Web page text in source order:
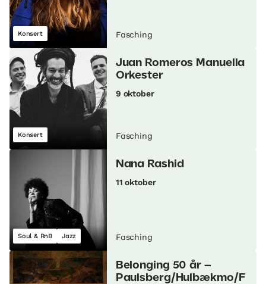
Konsert Fasching
Konsert
Juan Romeros Manuella
Orkester
9 oktober
Fasching
Soul & RnB Jazz
Nana Rashid
11 oktober
Fasching
Belonging 50 år –
Paulsberg/Hulbækmo/F